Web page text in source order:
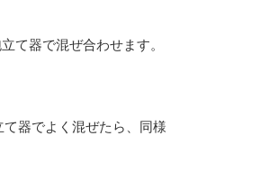
て器で混ぜ合わせます。
器でよく混ぜたら、同様